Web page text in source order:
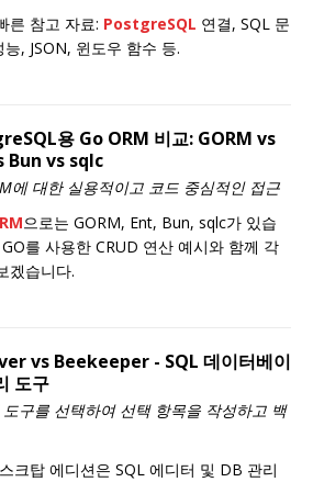
른 참고 자료: PostgreSQL 연결, SQL 문
, JSON, 윈도우 함수 등.
용 Go ORM 비교: GORM vs
Bun vs sqlc
에 대한 실용적이고 코드 중심적인 접근
으로는 GORM, Ent, Bun, sqlc가 있습
를 사용한 CRUD 연산 예시와 함께 각
겠습니다.
vs Beekeeper - SQL 데이터베이
도구
구를 선택하여 선택 항목을 작성하고 백
크탑 에디션은 SQL 에디터 및 DB 관리